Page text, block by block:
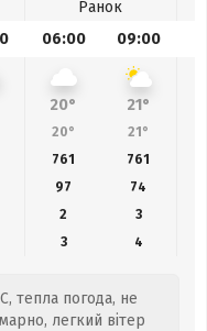
Ранок
06:00 09:00
20° 21°
20° 21°
761 761
97 74
2
3
3 4
тепла погода, не
легкий вітер